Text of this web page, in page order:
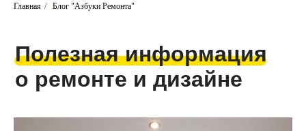
Главная / Блог "Азбуки Ремонта"